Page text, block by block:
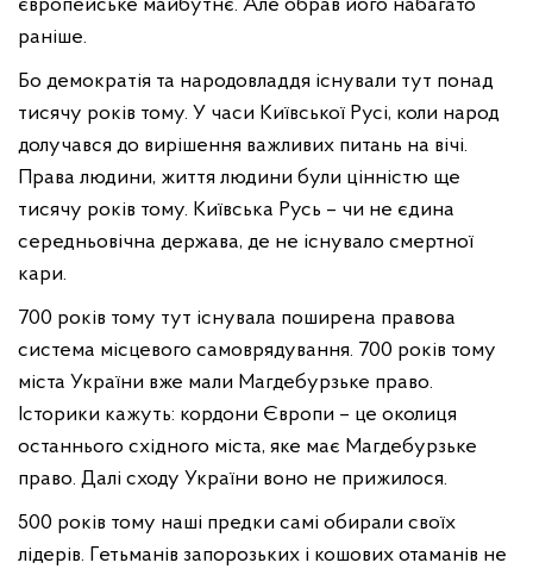
європейське майбутнє. Але обрав його набагато
раніше.
Бо демократія та народовладдя існували тут понад
тисячу років тому. У часи Київської Русі, коли народ
долучався до вирішення важливих питань на вічі.
Права людини, життя людини були цінністю ще
тисячу років тому. Київська Русь – чи не єдина
середньовічна держава, де не існувало смертної
кари.
700 років тому тут існувала поширена правова
система місцевого самоврядування. 700 років тому
міста України вже мали Магдебурзьке право.
Історики кажуть: кордони Європи – це околиця
останнього східного міста, яке має Магдебурзьке
право. Далі сходу України воно не прижилося.
500 років тому наші предки самі обирали своїх
лідерів. Гетьманів запорозьких і кошових отаманів не